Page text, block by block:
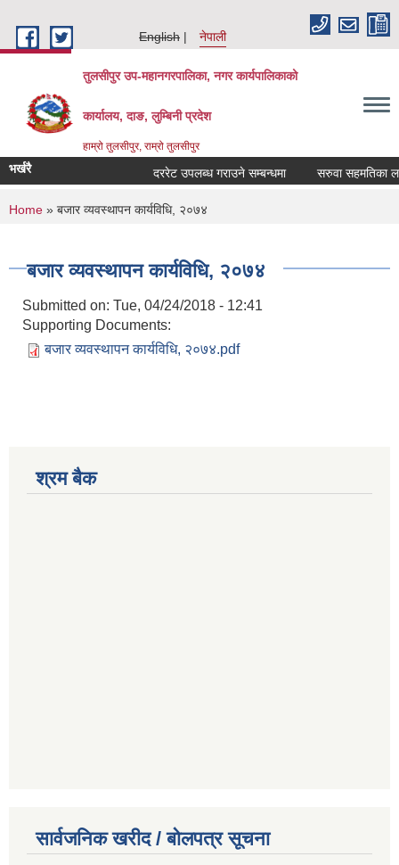
English
नेपाली
तुलसीपुर उप-महानगरपालिका, नगर कार्यपालिकाको
कार्यालय, दाङ, लुम्बिनी प्रदेश
हाम्रो तुलसीपुर, राम्रो तुलसीपुर
भर्खरै दररेट उपलब्ध गराउने सम्बन्धमा सरुवा सहमतिका
You are here
Home » बजार व्यवस्थापन कार्यविधि, २०७४
बजार व्यवस्थापन कार्यविधि, २०७४
Submitted on: Tue, 04/24/2018 - 12:41
Supporting Documents:
बजार व्यवस्थापन कार्यविधि, २०७४.pdf
श्रम बैक
सार्वजनिक खरीद / बोलपत्र सूचना